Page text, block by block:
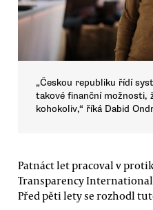
„Českou republiku řídí
takové finanční možnosti,
kohokoliv,“ říká Dabid
Patnáct let pracoval v
Transparency
Před pěti lety se rozhodl